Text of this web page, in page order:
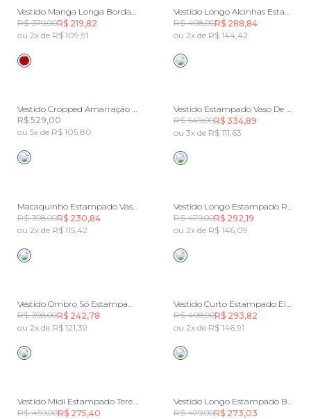
Vestido Manga Longa Bordado Tucanos
R$ 379,00R$ 219,82
ou 2x de R$ 109,91
Vestido Longo Alcinhas Estampado Samba No Pé
R$ 498,00R$ 288,84
ou 2x de R$ 144,42
Vestido Cropped Amarração Tule
R$ 529,00
ou 5x de R$ 105,80
Vestido Estampado Vaso De Porcelana
R$ 549,00R$ 334,89
ou 3x de R$ 111,63
Macaquinho Estampado Vaso De Porcelana
R$ 398,00R$ 230,84
ou 2x de R$ 115,42
Vestido Longo Estampado Recanto Dos Pássaros
R$ 479,00R$ 292,19
ou 2x de R$ 146,09
Vestido Ombro Só Estampado Recanto Dos Pássaros
R$ 398,00R$ 242,78
ou 2x de R$ 121,39
Vestido Curto Estampado Elsa
R$ 498,00R$ 293,82
ou 2x de R$ 146,91
Vestido Midi Estampado Teresa
R$ 459,00R$ 275,40
Vestido Longo Estampado Banana Tassel
R$ 479,00R$ 273,03